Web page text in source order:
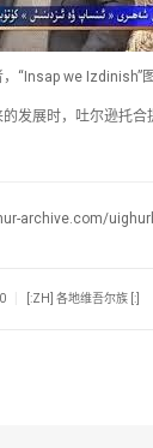
“Insap we Izdinish”
发展时，吐尔逊托
archive.com/
[:ZH] 各地维吾尔族 [:]